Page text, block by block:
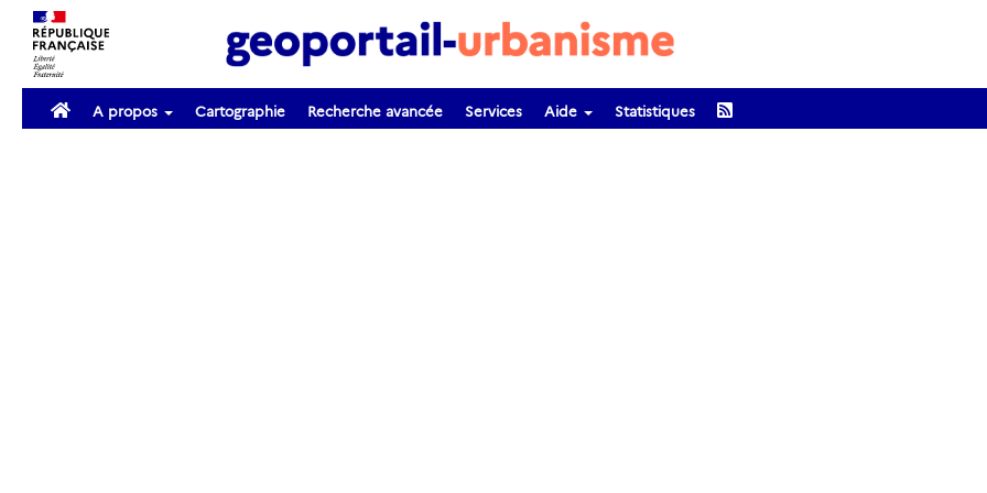
A propos Cartographie Recherche avancée Services Aide Statistiques